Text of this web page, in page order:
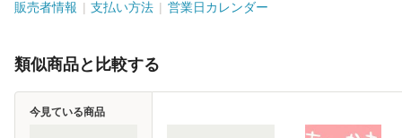
販売者情報 支払い方法 営業日カレンダー
類似商品と比較する
今見ている商品